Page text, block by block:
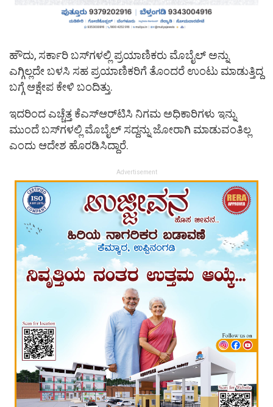
ಹೌದು, ಸರ್ಕಾರಿ ಬಸ್​ಗಳಲ್ಲಿ ಪ್ರಯಾಣಿಕರು ಮೊಬೈಲ್​ ಅನ್ನು
ಎಗ್ಗಿಲ್ಲದೇ ಬಳಸಿ ಸಹ ಪ್ರಯಾಣಿಕರಿಗೆ ತೊಂದರೆ ಉಂಟು ಮಾಡುತ್ತಿದ್ದ
ಬಗ್ಗೆ ಆಕ್ಷೇಪ ಕೇಳಿ ಬಂದಿತ್ತು.
ಇದರಿಂದ ಎಚ್ಚೆತ್ತ ಕೆಎಸ್​ಆರ್​ಟಿಸಿ ನಿಗಮ ಅಧಿಕಾರಿಗಳು ಇನ್ನು
ಮುಂದೆ ಬಸ್​ಗಳಲ್ಲಿ ಮೊಬೈಲ್​ ಸದ್ದನ್ನು ಜೋರಾಗಿ ಮಾಡುವಂತಿಲ್ಲ
ಎಂದು ಆದೇಶ ಹೊರಡಿಸಿದ್ದಾರೆ.
Advertisement